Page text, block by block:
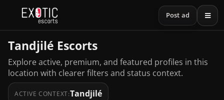
Post ad
Tandjilé Escorts
Explore active, premium, and featured profiles in this
location with clearer filters and status context.
ACTIVE CONTEXT:Tandjilé